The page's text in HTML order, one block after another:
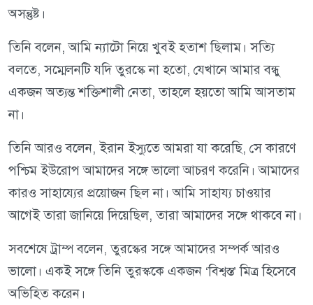
অসন্তুষ্ট।
তিনি বলেন, আমি ন্যাটো নিয়ে খুবই হতাশ ছিলাম। সত্যি
বলতে, সম্মেলনটি যদি তুরস্কে না হতো, যেখানে আমার বন্ধু
একজন অত্যন্ত শক্তিশালী নেতা, তাহলে হয়তো আমি আসতাম
না।
তিনি আরও বলেন, ইরান ইস্যুতে আমরা যা করেছি, সে কারণে
পশ্চিম ইউরোপ আমাদের সঙ্গে ভালো আচরণ করেনি। আমাদের
কারও সাহায্যের প্রয়োজন ছিল না। আমি সাহায্য চাওয়ার
আগেই তারা জানিয়ে দিয়েছিল, তারা আমাদের সঙ্গে থাকবে না।
সবশেষে ট্রাম্প বলেন, তুরস্কের সঙ্গে আমাদের সম্পর্ক আরও
ভালো। একই সঙ্গে তিনি তুরস্ককে একজন ‘বিশ্বস্ত’ মিত্র হিসেবে
অভিহিত করেন।